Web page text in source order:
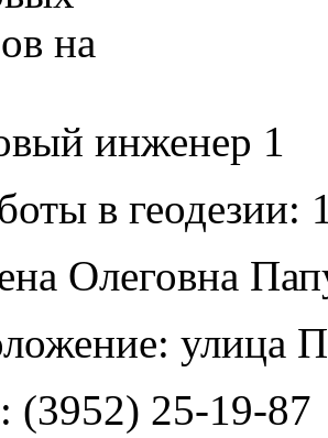
инженер 1
в геодезии:
Олеговна
улица
(3952) 25-19-87